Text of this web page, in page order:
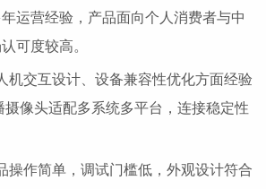
运营经验，产品面向个人消费者与中
可度较高。
交互设计、设备兼容性优化方面经验
像头适配多系统多平台，连接稳定性
作简单，调试门槛低，外观设计符合